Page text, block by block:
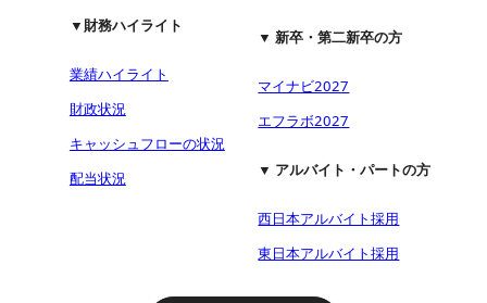
▼財務ハイライト
業績ハイライト
財政状況
キャッシュフローの状況
配当状況
▼ 新卒・第二新卒の方
マイナビ2027
エフラボ2027
▼ アルバイト・パートの方
西日本アルバイト採用
東日本アルバイト採用